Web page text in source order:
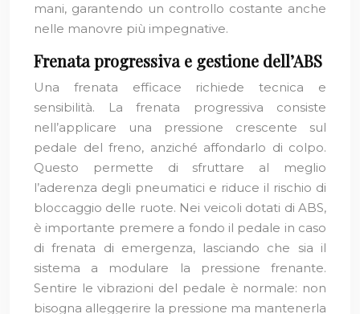
mani, garantendo un controllo costante anche
nelle manovre più impegnative.
Frenata progressiva e gestione dell’ABS
Una frenata efficace richiede tecnica e
sensibilità. La frenata progressiva consiste
nell’applicare una pressione crescente sul
pedale del freno, anziché affondarlo di colpo.
Questo permette di sfruttare al meglio
l’aderenza degli pneumatici e riduce il rischio di
bloccaggio delle ruote. Nei veicoli dotati di ABS,
è importante premere a fondo il pedale in caso
di frenata di emergenza, lasciando che sia il
sistema a modulare la pressione frenante.
Sentire le vibrazioni del pedale è normale: non
bisogna alleggerire la pressione ma mantenerla